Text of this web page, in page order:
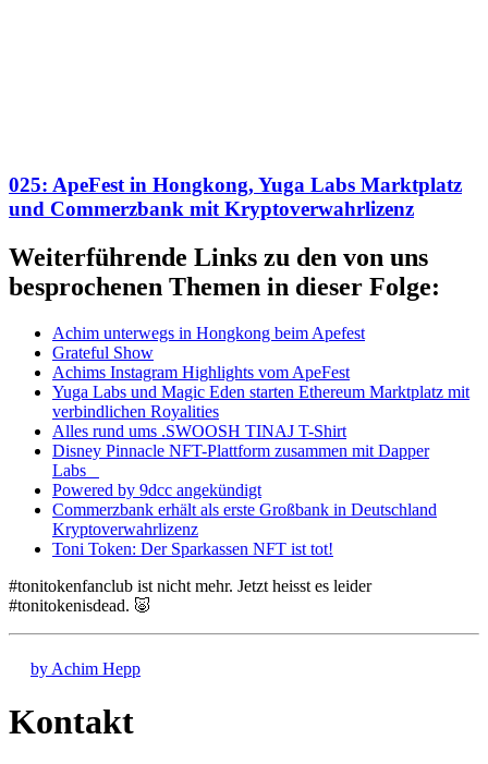
025: ApeFest in Hongkong, Yuga Labs Marktplatz
und Commerzbank mit Kryptoverwahrlizenz
Weiterführende Links zu den von uns
besprochenen Themen in dieser Folge:
Achim unterwegs in Hongkong beim Apefest
Grateful Show
Achims Instagram Highlights vom ApeFest
Yuga Labs und Magic Eden starten Ethereum Marktplatz mit
verbindlichen Royalities
Alles rund ums .SWOOSH TINAJ T-Shirt
Disney Pinnacle NFT-Plattform zusammen mit Dapper
Labs
Powered by 9dcc angekündigt
Commerzbank erhält als erste Großbank in Deutschland
Kryptoverwahrlizenz
Toni Token: Der Sparkassen NFT ist tot!
#tonitokenfanclub ist nicht mehr. Jetzt heisst es leider
#tonitokenisdead. 🐷
by Achim Hepp
Kontakt